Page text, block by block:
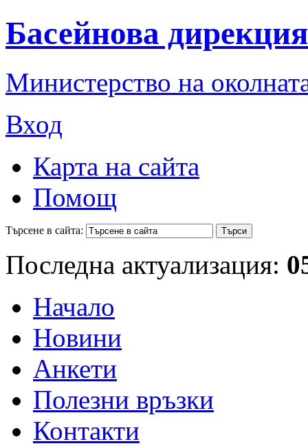
Басейнова
Министерство на
Вход
Карта на сайта
Помощ
Търсене в сайта:
Последна актуализация:
Начало
Новини
Анкети
Полезни връзки
Контакти